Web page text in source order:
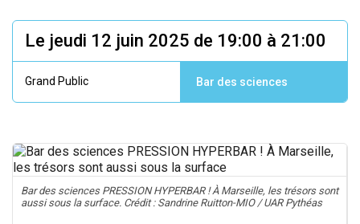
Le jeudi 12 juin 2025 de 19:00 à 21:00
Bar des sciences
Grand Public
Bar des sciences PRESSION HYPERBAR ! À Marseille, les trésors sont
aussi sous la surface. Crédit : Sandrine Ruitton-MIO / UAR Pythéas